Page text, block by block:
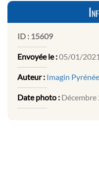
ID : 15609
Envoyée le :05/01/2021
Auteur : Imagin
Date photo : Décembre